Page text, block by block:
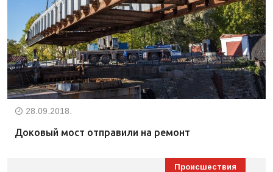
28.09.2018.
Доковый мост отправили на ремонт
Происшествия